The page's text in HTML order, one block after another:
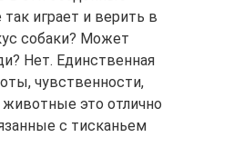
играет и верить в
собаки? Может
Нет. Единственная
чувственности,
животные это отлично
с тисканьем